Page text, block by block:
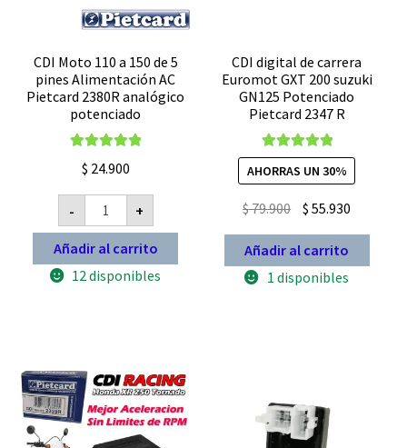
CDI Moto 110 a 150 de 5
pines Alimentación AC
Pietcard 2380R analógico
potenciado
5.00
$ 24.900
-
CDI
Moto
110
a
150
de
analógico
potenciado
cantidad
+
Añadir al carrito
12 disponibles
CDI digital de carrera
Euromot GXT 200 suzuki
GN125 Potenciado
Pietcard 2347 R
Valorado con
5.00de 5
AHORRAS UN 30%
$79.900 El
precio
original
era:
$ 55.930
precio
Añadir al carrito
1 disponibles